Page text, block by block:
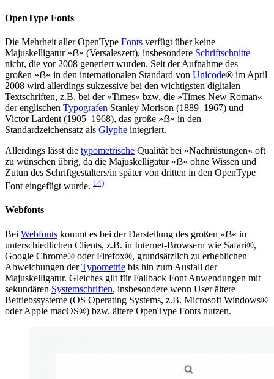
OpenType Fonts
Die Mehrheit aller OpenType Fonts verfügt über keine
Majuskelligatur »ẞ« (Versaleszett), insbesondere Schriftschnitte
nicht, die vor 2008 generiert wurden. Seit der Aufnahme des
großen »ẞ« in den internationalen Standard von Unicode® im April
2008 wird allerdings sukzessive bei den wichtigsten digitalen
Textschriften, z.B. bei der »Times« bzw. die »Times New Roman«
der englischen Typografen Stanley Morison (1889–1967) und
Victor Lardent (1905–1968), das große »ẞ« in den
Standardzeichensatz als Glyphe integriert.
Allerdings lässt die typometrische Qualität bei »Nachrüstungen« oft
zu wünschen übrig, da die Majuskelligatur »ẞ« ohne Wissen und
Zutun des Schriftgestalters/in später von dritten in den OpenType
Font eingefügt wurde. 14)
Webfonts
Bei Webfonts kommt es bei der Darstellung des großen »ẞ« in
unterschiedlichen Clients, z.B. in Internet-Browsern wie Safari®,
Google Chrome® oder Firefox®, grundsätzlich zu erheblichen
Abweichungen derTypometrie bis hin zum Ausfall der
Majuskelligatur. Gleiches gilt für Fallback Font Anwendungen mit
sekundären Systemschriften, insbesondere wenn User ältere
Betriebssysteme (OS Operating Systems, z.B. Microsoft Windows®
oder Apple macOS®) bzw. ältere OpenType Fonts nutzen.